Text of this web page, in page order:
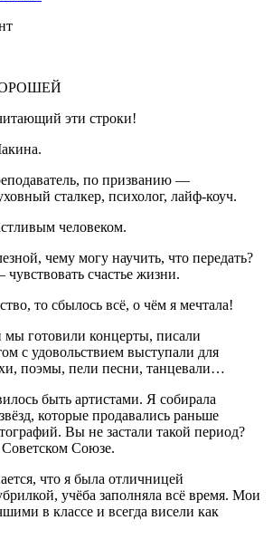
эти строки!
по призванию —
сталкер, психолог, лайф-коуч.
человеком.
чему могу научить, что передать?
счастье жизни.
то сбылось всё, о чём я мечтала!
мы готовили концерты, писали
с удовольствием выступали для
поэмы, пели песни, танцевали…
быть артистами. Я собирала
которые продавались раньше
Вы не застали такой период?
Союзе.
что я была отличницей
учёба заполняла всё время. Мои
в классе и всегда висели как